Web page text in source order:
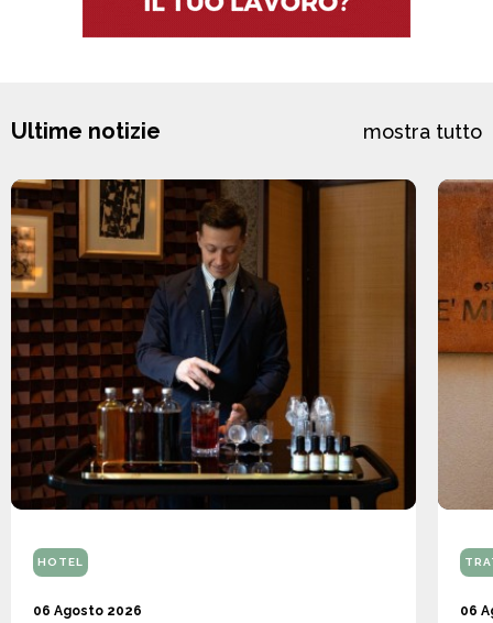
Ultime notizie mostra tutto
HOTEL
06 Agosto 2026 06